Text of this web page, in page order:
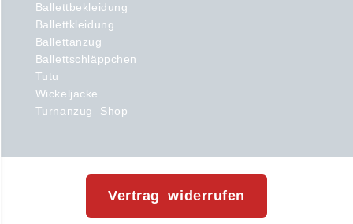
Ballettbekleidung
Ballettkleidung
Ballettanzug
Ballettschläppchen
Tutu
Wickeljacke
Turnanzug Shop
Vertrag widerrufen